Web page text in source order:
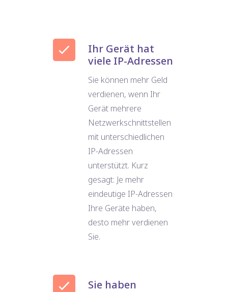
Ihr Gerät hat
viele IP-Adressen
Sie können mehr Geld
verdienen, wenn Ihr
Gerät mehrere
Netzwerkschnittstellen
mit unterschiedlichen
IP-Adressen
unterstützt. Kurz
gesagt: Je mehr
eindeutige IP-Adressen
Ihre Geräte haben,
desto mehr verdienen
Sie.
Sie haben